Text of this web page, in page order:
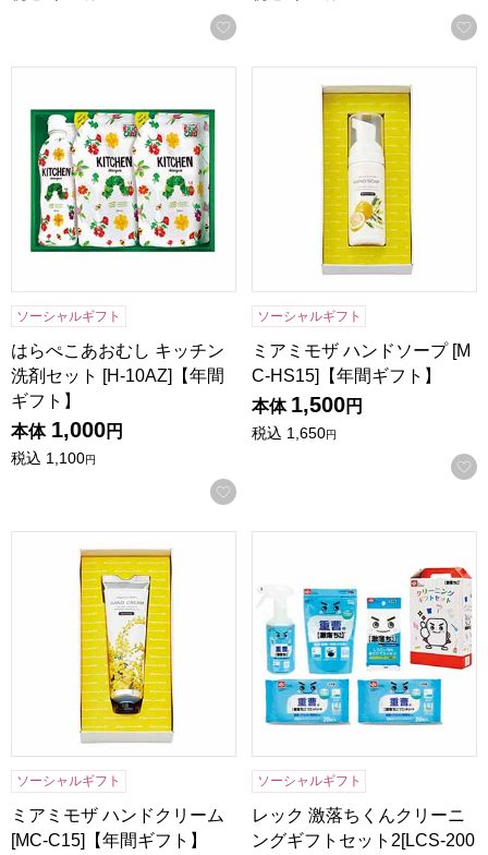
お気に入りに登録する
ソーシャルギフト
はらぺこあおむし キッチン
洗剤セット [H-10AZ]【年間
ギフト】
本体 1,000円
税込 1,100円
お気に入りに登録する
ソーシャルギフト
ミアミモザ ハンドソープ [M
C-HS15]【年間ギフト】
本体 1,500円
税込 1,650円
ソーシャルギフト
ミアミモザ ハンドクリーム
[MC-C15]【年間ギフト】
ソーシャルギフト
レック 激落ちくんクリーニ
ングギフトセット2[LCS-200